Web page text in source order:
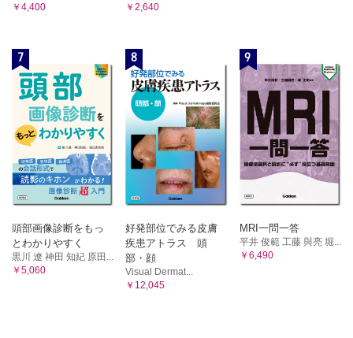
￥4,400
￥2,640
7
頭部画像診断をもっ
とわかりやすく
黒川 遼 神田 知紀 原田...
￥5,060
8
好発部位でみる皮膚
疾患アトラス 頭
部・顔
Visual Dermat...
￥12,045
9
MRI一問一答
平井 俊範 工藤 與亮 堀...
￥6,490